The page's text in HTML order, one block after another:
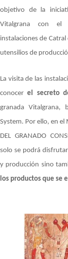
objetivo de la
Vitalgrana con
instalaciones de
utensilios de
La visita de las
conocerel secreto
granada Vitalgrana,
System. Por ello, en el
DEL GRANADO
solo se podrá
y producción sino
los productos que se